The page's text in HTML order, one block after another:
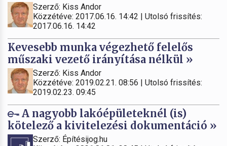
Szerző: Kiss Andor
Közzétéve: 2017.06.16. 14:42 | Utolsó frissítés:
2017.06.16. 14:42
Kevesebb munka végezhető felelős
műszaki vezető irányítása nélkül »
Szerző: Kiss Andor
Közzétéve: 2019.02.21. 08:56 | Utolsó frissítés:
2019.02.23. 09:45
A nagyobb lakóépületeknél (is)
kötelező a kivitelezési dokumentáció »
Szerző: Építésijog.hu